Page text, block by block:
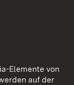
Elemente von
auf der